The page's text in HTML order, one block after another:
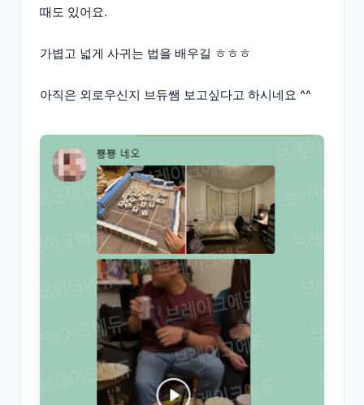
때도 있어요.
가볍고 넓게 사귀는 법을 배우길 ㅎㅎㅎ
아직은 외로우신지 브듀쌤 보고싶다고 하시네요 ^^